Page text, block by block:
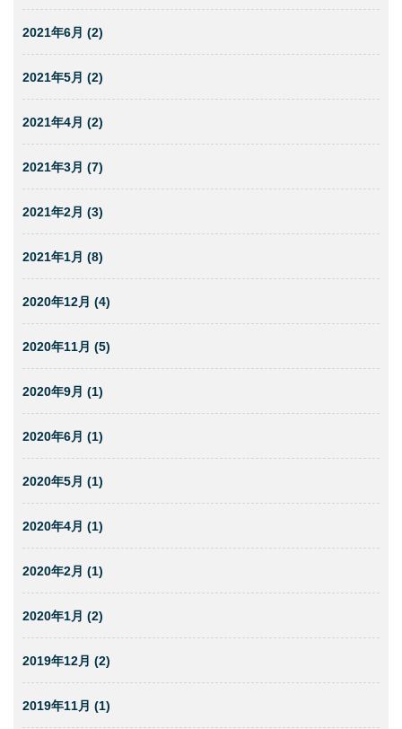
2021年6月 (2)
2021年5月 (2)
2021年4月 (2)
2021年3月 (7)
2021年2月 (3)
2021年1月 (8)
2020年12月 (4)
2020年11月 (5)
2020年9月 (1)
2020年6月 (1)
2020年5月 (1)
2020年4月 (1)
2020年2月 (1)
2020年1月 (2)
2019年12月 (2)
2019年11月 (1)